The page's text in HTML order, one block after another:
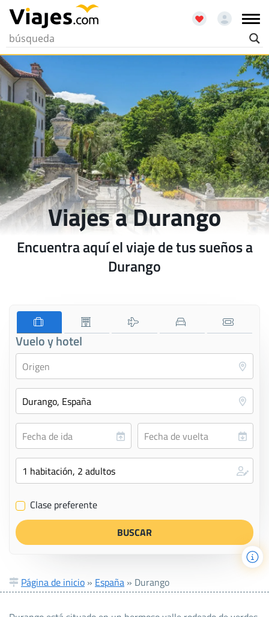
Viajes a Durango
Encuentra aquí el viaje de tus sueños a
Durango
Vuelo y hotel
✔ Clase preferente
Página de inicio » España » Durango